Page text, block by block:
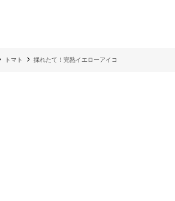
トマト 採れたて！完熟イエローアイコ